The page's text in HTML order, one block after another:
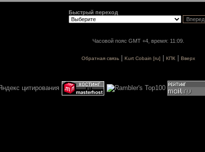
Быстрый переход
Часовой пояс GMT +4, время: 11:09.
Обратная связь Kurt Cobain [ru] КПК Вверх